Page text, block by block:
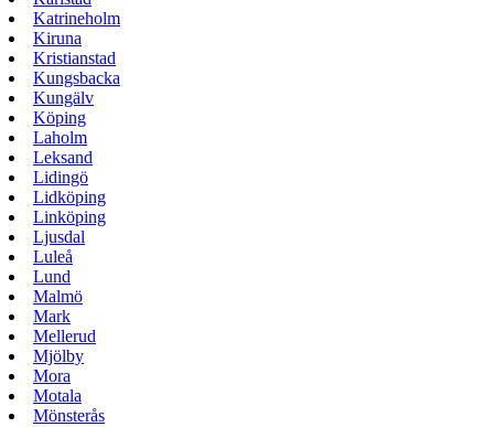
Katrineholm
Kiruna
Kristianstad
Kungsbacka
Kungälv
Köping
Laholm
Leksand
Lidingö
Lidköping
Linköping
Ljusdal
Luleå
Lund
Malmö
Mark
Mellerud
Mjölby
Mora
Motala
Mönsterås